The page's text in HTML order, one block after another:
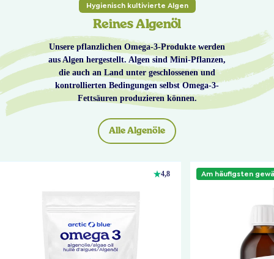
Hygienisch kultivierte Algen
Reines Algenöl
Unsere pflanzlichen Omega-3-Produkte werden
aus Algen hergestellt. Algen sind Mini-Pflanzen,
die auch an Land unter geschlossenen und
kontrollierten Bedingungen selbst Omega-3-
Fettsäuren produzieren können.
Alle Algenöle
4,8 Am häufigsten